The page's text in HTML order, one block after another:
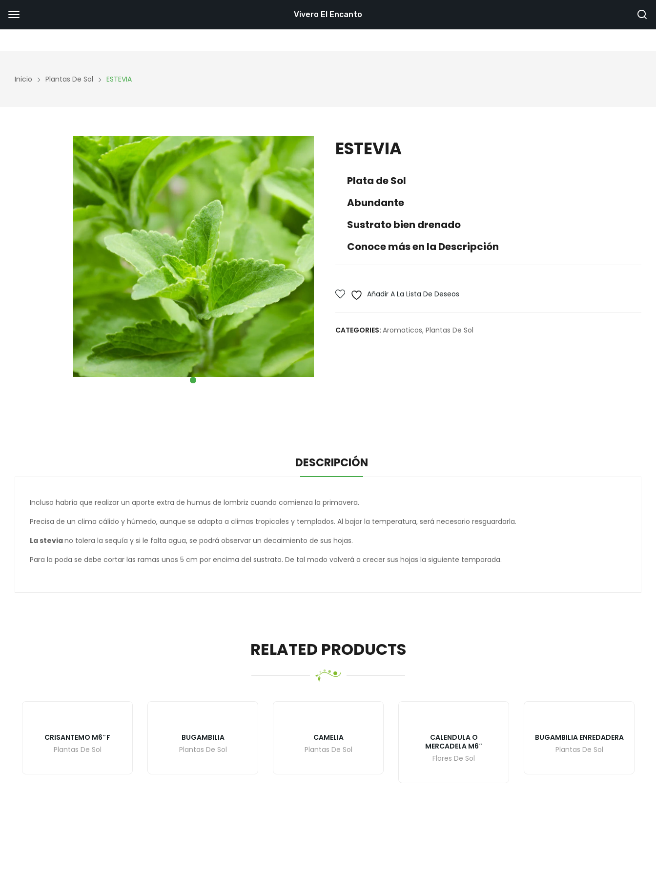
Inicio Plantas De Sol ESTEVIA
ESTEVIA
Plata de Sol
Abundante
Sustrato bien drenado
Conoce más en la Descripción
Añadir A La Lista De Deseos
CATEGORIES: Aromaticos, Plantas De Sol
DESCRIPCIÓN
Incluso habría que realizar un aporte extra de humus de lombriz cuando comienza la primavera.
Precisa de un clima cálido y húmedo, aunque se adapta a climas tropicales y templados. Al bajar la temperatura, será necesario resguardarla.
La steviano tolera la sequía y si le falta agua, se podrá observar un decaimiento de sus hojas.
Para la poda se debe cortar las ramas unos 5 cm por encima del sustrato. De tal modo volverá a crecer sus hojas la siguiente temporada.
RELATED PRODUCTS
CRISANTEMO M6″F
Plantas De Sol
BUGAMBILIA
Plantas De Sol
CAMELIA
Plantas De Sol
CALENDULA O
MERCADELA M6″
Flores De Sol
BUGAMBILIA ENREDADERA
Plantas De Sol
Vivero El Encanto